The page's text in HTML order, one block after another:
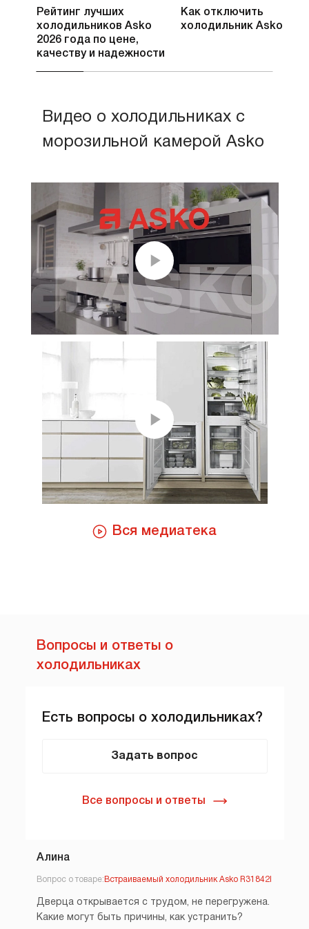
Рейтинг лучших
холодильников Asko
2026 года по цене,
качеству и надежности
Как отключить
холодильник Asko
Видео о холодильниках с
морозильной камерой Asko
Вся медиатека
Вопросы и ответы о
холодильниках
Алина
Вопрос о товаре: Встраиваемый холодильник Asko R31842I
Дверца открывается с трудом, не перегружена.
Какие могут быть причины, как устранить?
Есть вопросы о холодильниках?
Задать вопрос
Все вопросы и ответы